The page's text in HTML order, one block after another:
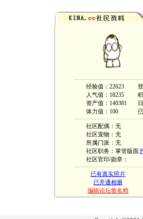
经验值：22623
人气值：18235
资产值：140381
体力值：100
社区配偶：无
社区宠物：无
所属门派：无
社区职务：掌管版面:
社区官印/勋章：
已有真实照片
已开通相册
编辑论坛签名档